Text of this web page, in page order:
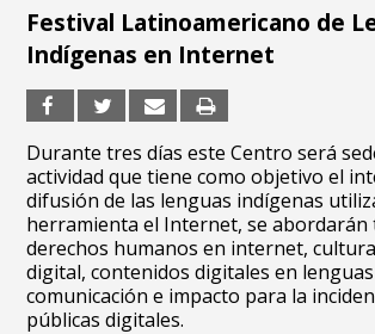
Festival Latinoamericano de
Indígenas en Internet
Durante tres días este Centro será
actividad que tiene como objetivo el
difusión de las lenguas indígenas
herramienta el Internet, se abordarán
derechos humanos en internet,
digital, contenidos digitales en
comunicación e impacto para la
públicas digitales.